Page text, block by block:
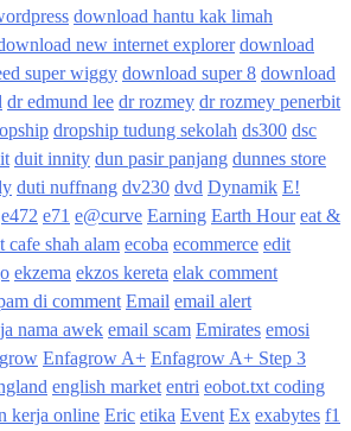
download hantu kak limah
new internet explorer download
super wiggy download super 8 download
dr edmund lee dr rozmey dr rozmey penerbit
dropship tudung sekolah ds300 dsc
duit innity dun pasir panjang dunnes store
duti nuffnang dv230 dvd Dynamik E!
e472 e71 e@curve Earning Earth Hour eat &
cafe shah alam ecoba ecommerce edit
ekzema ekzos kereta elak comment
di comment Email email alert
nama awek email scam Emirates emosi
Enfagrow A+ Enfagrow A+ Step 3
english market entri eobot.txt coding
kerja online Eric etika Event Ex exabytes f1